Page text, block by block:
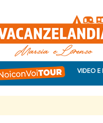
VIDEO E